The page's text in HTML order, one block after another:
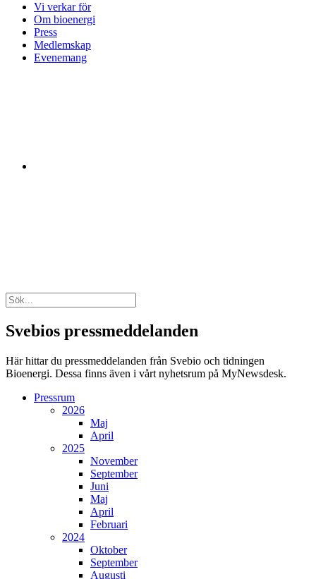
Vi verkar för
Om bioenergi
Press
Medlemskap
Evenemang
Svebios pressmeddelanden
Här hittar du pressmeddelanden från Svebio och tidningen
Bioenergi. Dessa finns även i vårt nyhetsrum på MyNewsdesk.
Pressrum
2026
Maj
April
2025
November
September
Juni
Maj
April
Februari
2024
Oktober
September
Augusti